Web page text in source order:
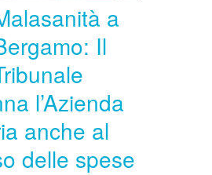
a
Il
l’Azienda
anche al
delle spese